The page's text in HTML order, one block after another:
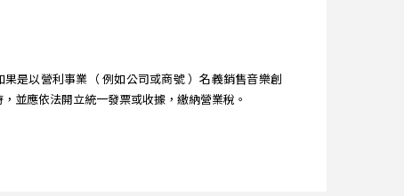
是以營利事業（ 例如公司或商號 ）名義銷售音樂創
並應依法開立統一發票或收據，繳納營業稅。